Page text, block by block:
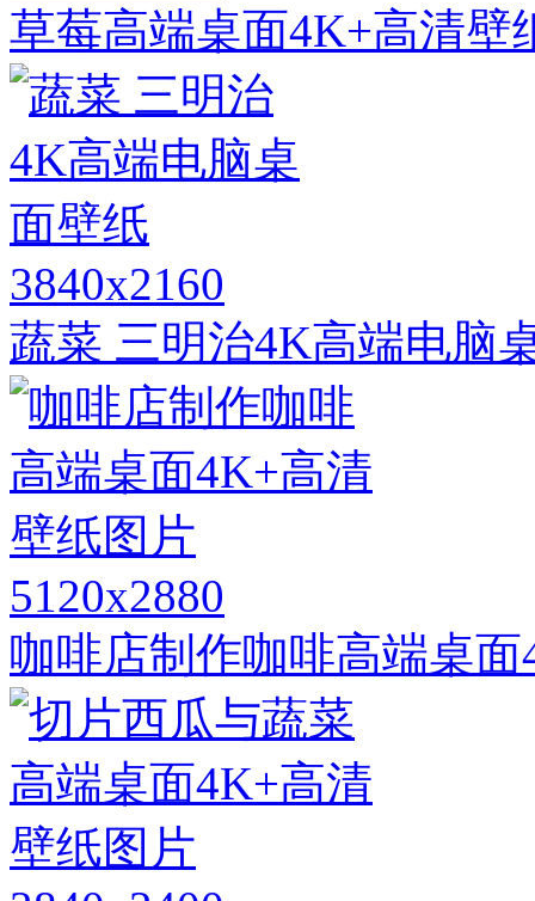
草莓高端桌面4K+高清壁
3840x2160
蔬菜 三明治4K高端电脑
5120x2880
咖啡店制作咖啡高端桌